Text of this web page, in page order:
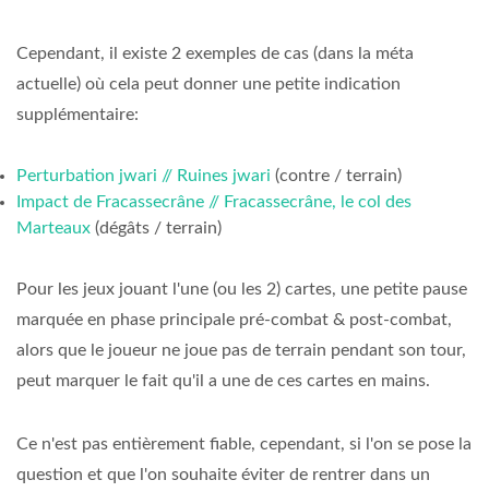
Cependant, il existe 2 exemples de cas (dans la méta
actuelle) où cela peut donner une petite indication
supplémentaire:
Perturbation jwari // Ruines jwari (contre / terrain)
Impact de Fracassecrâne // Fracassecrâne, le col des
Marteaux (dégâts / terrain)
Pour les jeux jouant l'une (ou les 2) cartes, une petite pause
marquée en phase principale pré-combat & post-combat,
alors que le joueur ne joue pas de terrain pendant son tour,
peut marquer le fait qu'il a une de ces cartes en mains.
Ce n'est pas entièrement fiable, cependant, si l'on se pose la
question et que l'on souhaite éviter de rentrer dans un